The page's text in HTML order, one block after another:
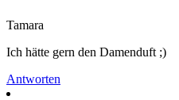
Tamara
Ich hätte gern den Damenduft ;)
Antworten